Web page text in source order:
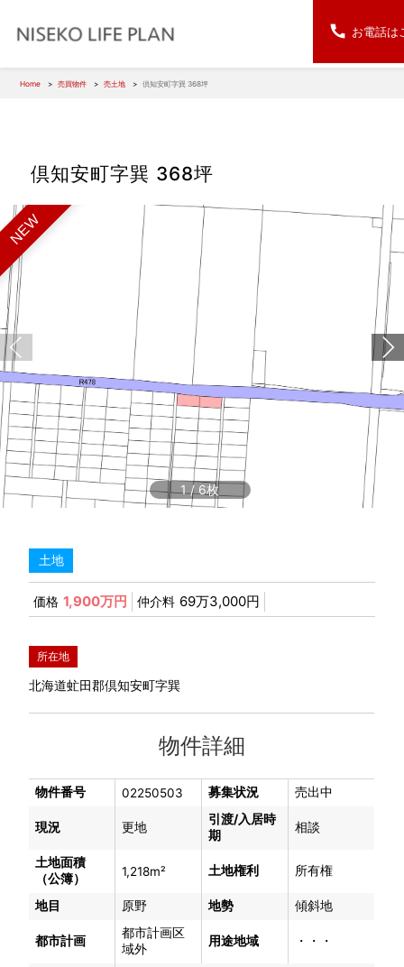
Home 売買物件 売土地 倶知安町字巽 368坪
倶知安町字巽 368坪
NEW
1 / 6
土地
価格 1,900万円 仲介料 69万3,000円
所在地
北海道虻田郡倶知安町字巽
物件詳細
物件番号 02250503 募集状況 売出中
現況 更地
引渡/入居時
期
相談
土地面積
（公簿）
1,218m² 土地権利 所有権
地目 原野 地勢 傾斜地
都市計画
都市計画区
域外
用途地域 ・・・
お電話は